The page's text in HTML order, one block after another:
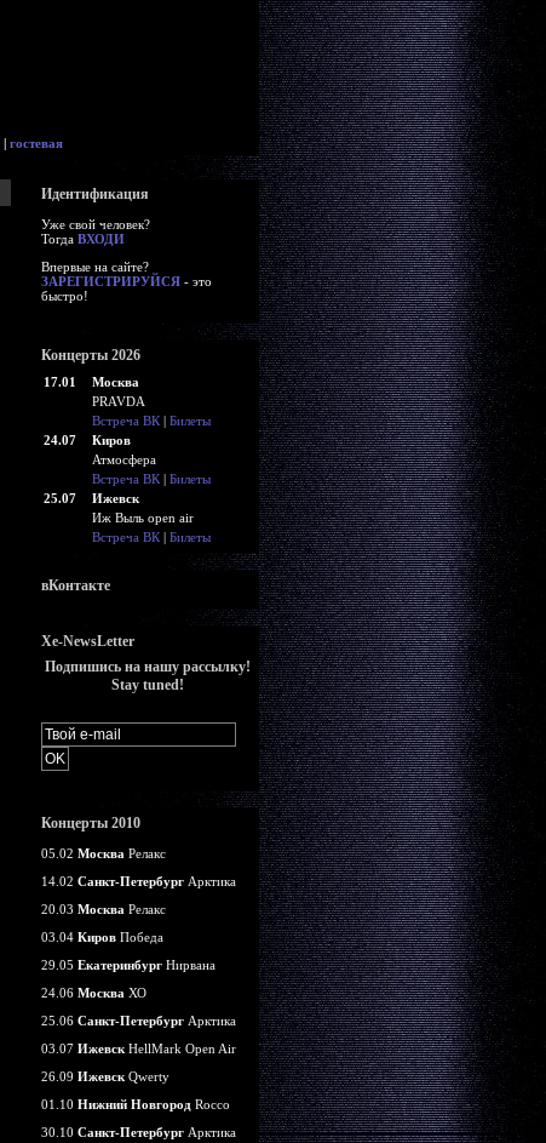
| гостевая
Идентификация
Уже свой человек?
Тогда ВХОДИ
Впервые на сайте?
ЗАРЕГИСТРИРУЙСЯ - это
быстро!
Концерты 2026
17.01
Москва
PRAVDA
Встреча ВК | Билеты
24.07
Киров
Атмосфера
Встреча ВК | Билеты
25.07
Ижевск
Иж Выль open air
Встреча ВК | Билеты
вКонтакте
Xe-NewsLetter
Подпишись на нашу рассылку!
Stay tuned!
Концерты 2010
05.02 Москва Релакс
14.02 Санкт-Петербург Арктика
20.03 Москва Релакс
03.04 Киров Победа
29.05 Екатеринбург Нирвана
24.06 Москва ХО
25.06 Санкт-Петербург Арктика
03.07 Ижевск HellMark Open Air
26.09 Ижевск Qwerty
01.10 Нижний Новгород Rocco
30.10 Санкт-Петербург Арктика